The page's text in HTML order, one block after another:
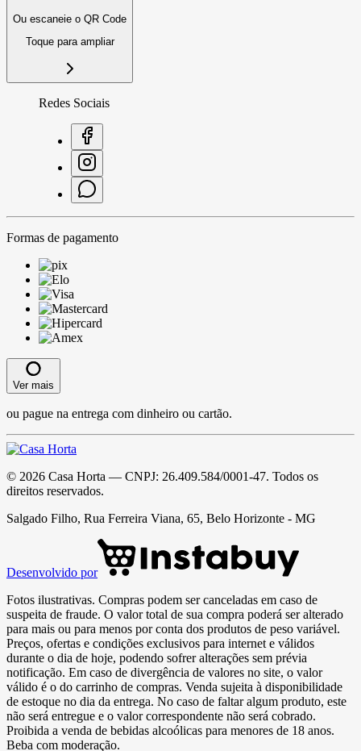
Ou escaneie o QR Code
Toque para ampliar
Redes Sociais
Formas de pagamento
Ver mais
ou pague na entrega com dinheiro ou cartão.
© 2026 Casa Horta — CNPJ: 26.409.584/0001-47. Todos os
direitos reservados.
Salgado Filho, Rua Ferreira Viana, 65, Belo Horizonte - MG
Desenvolvido por
Fotos ilustrativas. Compras podem ser canceladas em caso de
suspeita de fraude. O valor total de sua compra poderá ser alterado
para mais ou para menos por conta dos produtos de peso variável.
Preços, ofertas e condições exclusivos para internet e válidos
durante o dia de hoje, podendo sofrer alterações sem prévia
notificação. Em caso de divergência de valores no site, o valor
válido é o do carrinho de compras. Venda sujeita à disponibilidade
de estoque no dia da entrega. No caso de faltar algum produto, este
não será entregue e o valor correspondente não será cobrado.
Proibida a venda de bebidas alcoólicas para menores de 18 anos.
Beba com moderação.